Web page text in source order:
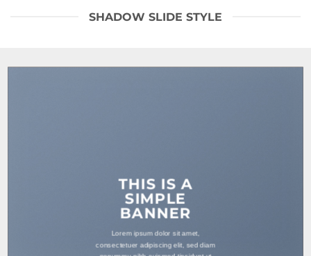
SHADOW SLIDE STYLE
THIS IS A
SIMPLE
BANNER
Lorem ipsum dolor sit amet,
consectetuer adipiscing elit, sed diam